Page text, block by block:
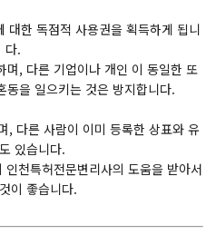
대한 독점적 사용권을 획득하게 됩니
다.
며, 다른 기업이나 개인 이 동일한 또
동을 일으키는 것은 방지합니다.
, 다른 사람이 이미 등록한 상표와 유
있습니다.
천특허전문변리사의 도움을 받아서
이 좋습니다.